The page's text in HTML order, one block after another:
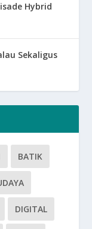
Hybrid
Sekaligus
BATIK
DIGITAL